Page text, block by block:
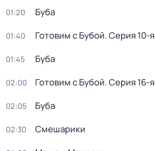
01:20 Буба
01:40 Готовим с Бубой. Серия 10-я
01:45 Буба
02:00 Готовим с Бубой. Серия 16-я
02:05 Буба
02:30 Смешарики